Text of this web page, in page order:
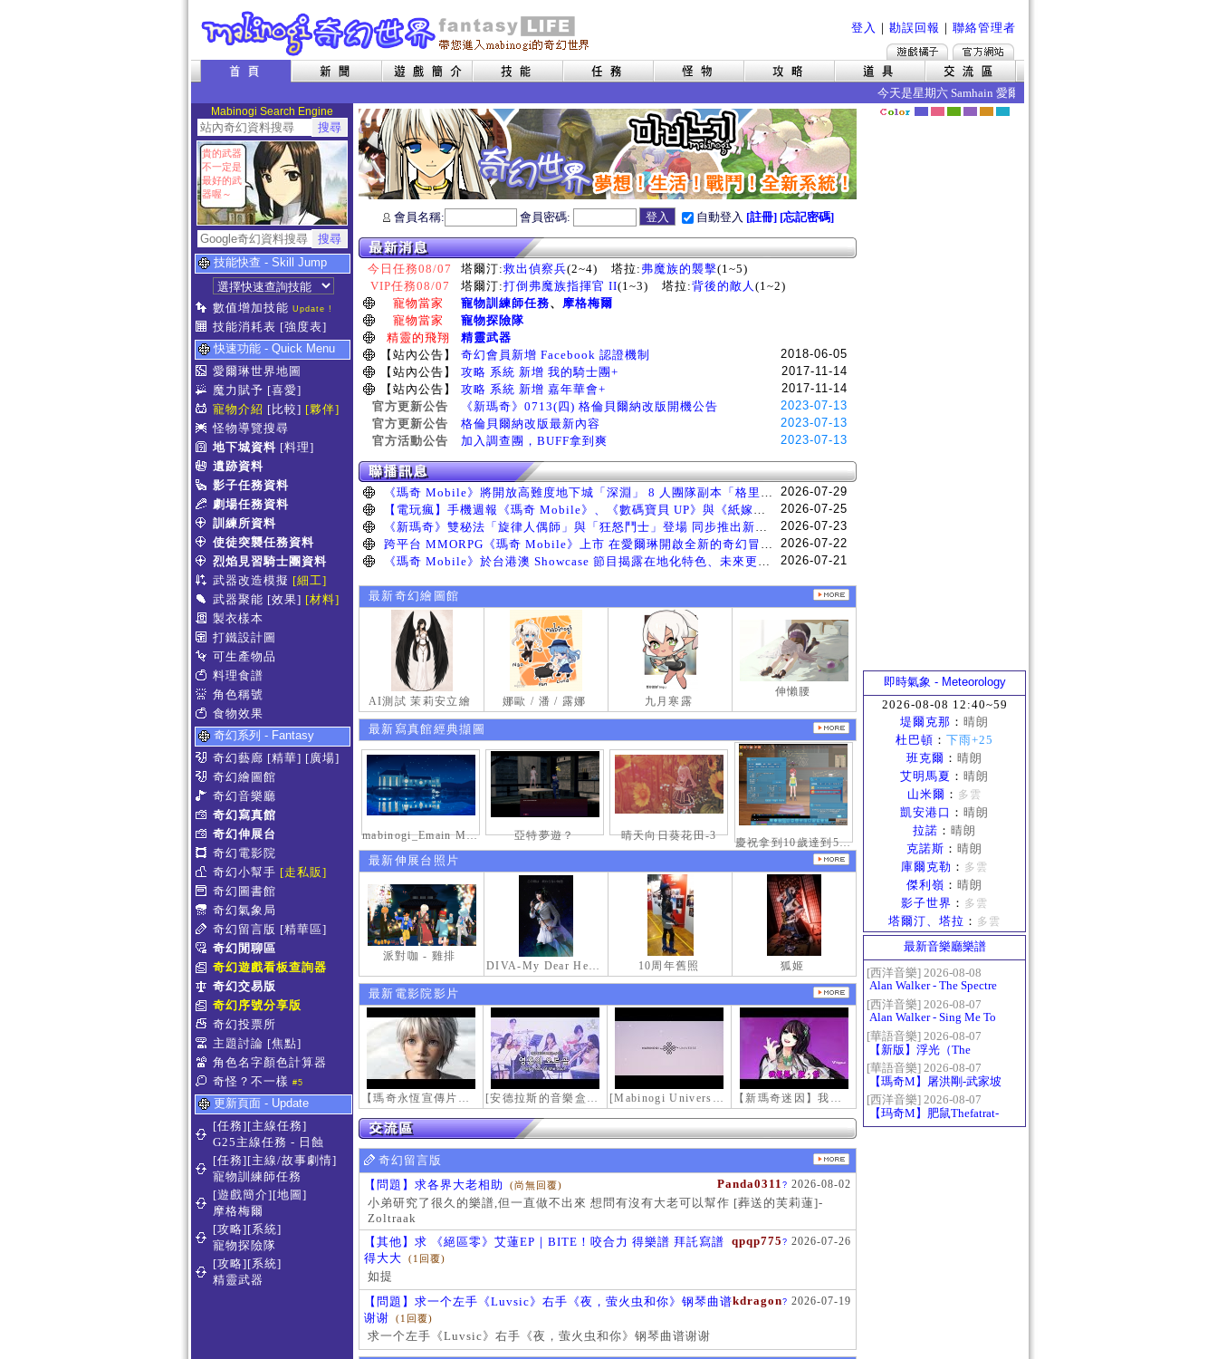
登入 ｜ 勘誤回報 ｜ 聯絡管理者
今天是星期六 Samhain 愛爾琳山夏 今日的效果如下 ‧年齡成
Mabinogi Search Engine
貴的武器
不一定是
最好的武
器喔～
技能快查 - Skill Jump
數值增加技能 Update !
技能消耗表 [強度表]
快速功能 - Quick Menu
愛爾琳世界地圖
魔力賦予 [喜愛]
寵物介紹 [比較] [夥伴]
怪物導覽搜尋
地下城資料 [料理]
遺跡資料
影子任務資料
劇場任務資料
訓練所資料
使徒突襲任務資料
烈焰見習騎士團資料
武器改造模擬 [細工]
武器聚能 [效果] [材料]
製衣樣本
打鐵設計圖
可生產物品
料理食譜
角色稱號
食物效果
奇幻系列 - Fantasy
奇幻藝廊 [精華] [廣場]
奇幻繪圖館
奇幻音樂廳
奇幻寫真館
奇幻伸展台
奇幻電影院
奇幻小幫手 [走私販]
奇幻圖書館
奇幻氣象局
奇幻留言版 [精華區]
奇幻閒聊區
奇幻遊戲看板查詢器
奇幻交易版
奇幻序號分享版
奇幻投票所
主題討論 [焦點]
角色名字顏色計算器
奇怪？不一樣 #5
更新頁面 - Update
[任務][主線任務]
G25主線任務 - 日蝕
[任務][主線/故事劇情]
寵物訓練師任務
[遊戲簡介][地圖]
摩格梅爾
[攻略][系統]
寵物探險隊
[攻略][系統]
精靈武器
會員名稱: 會員密碼: 自動登入 [註冊] [忘記密碼]
今日任務08/07 塔爾汀:救出偵察兵(2~4) 塔拉: 弗魔族的襲擊(1~5)
VIP任務08/07
塔爾汀:打倒弗魔族指揮官 II(1~3) 塔拉:背後的敵人 (1~2)
寵物當家
寵物訓練師任務、 摩格梅爾
寵物當家
寵物探險隊
精靈的飛翔
精靈武器
【站內公告】
奇幻會員新增 Facebook 認證機制
2018-06-05
【站內公告】
攻略 系統 新增 我的騎士團+
2017-11-14
【站內公告】
攻略 系統 新增 嘉年華會+
2017-11-14
官方更新公告
《新瑪奇》0713(四) 格倫貝爾納改版開機公告
2023-07-13
官方更新公告
格倫貝爾納改版最新內容
2023-07-13
官方活動公告
加入調查團，BUFF拿到爽 2023-07-13
《瑪奇 Mobile》將開放高難度地下城「深淵」 8 人團隊副本「格里斯貝恩」將於 8 月 5 日登場
2026-07-29
【電玩瘋】手機週報《瑪奇 Mobile》、《數碼寶貝 UP》與《紙嫁衣 9 羅浮夢》等遊戲
2026-07-25
《新瑪奇》雙秘法「旋律人偶師」與「狂怒鬥士」登場 同步推出新系統「神秘工坊」
2026-07-23
跨平台 MMORPG《瑪奇 Mobile》上市 在愛爾琳開啟全新的奇幻冒險生活
2026-07-22
《瑪奇 Mobile》於台港澳 Showcase 節目揭露在地化特色、未來更新計畫等內容 首次公開台灣動畫
2026-07-21
最新奇幻繪圖館
AI測試 茉莉安立繪 娜歐 / 潘 / 露娜 九月寒露
伸懶腰
最新寫真館經典擷圖
mabinogi_Emain Macha_2000-0600_1 亞特夢遊？ 晴天向日葵花田-3
慶祝拿到10歲達到50級稱號紀念照
最新伸展台照片
派對咖 - 雞排
DIVA-My Dear Heroine- 10周年舊照 狐姬
最新電影院影片
【瑪奇永恆宣傳片】最初的感動 [安德拉斯的音樂盒｜靈魂的音樂盒] Mabinogi OST - Music Box of the Soul | Crossover COVER [Mabinogi Universe] 謝謝你來到這個世界... 【新瑪奇迷因】我更喜歡你
奇幻留言版
Panda0311 ? 2026-08-02
【問題】求各界大老相助 (尚無回覆)
小弟研究了很久的樂譜,但一直做不出來 想問有沒有大老可以幫作 [葬送的芙莉蓮]-
Zoltraak
qpqp775 ? 2026-07-26
【其他】求 《絕區零》艾蓮EP｜BITE！咬合力 得樂譜 拜託寫譜
得大大
(1回覆)
如提
kdragon? 2026-07-19
【問題】求一个左手《Luvsic》右手《夜，萤火虫和你》钢琴曲谱
谢谢
(1回覆)
求一个左手《Luvsic》右手《夜，萤火虫和你》钢琴曲谱谢谢
即時氣象 - Meteorology
2026-08-08 12:40~59
堤爾克那 ： 晴朗
杜巴頓 ： 下雨+25
班克爾 ： 晴朗
艾明馬夏 ： 晴朗
山米爾 ： 多雲
凱安港口 ： 晴朗
拉諾 ： 晴朗
克諾斯 ： 晴朗
庫爾克勒 ： 多雲
傑利嶺 ： 晴朗
影子世界 ： 多雲
塔爾汀、塔拉 ： 多雲
最新音樂廳樂譜
[西洋音樂] 2026-08-08
Alan Walker - The Spectre
[西洋音樂] 2026-08-07
Alan Walker - Sing Me To
Sleep
[華語音樂] 2026-08-07
【新版】浮光（The
History）：六和弦
[華語音樂] 2026-08-07
【瑪奇M】屠洪剛-武家坡
2021
[西洋音樂] 2026-08-07
【玛奇M】肥鼠Thefatrat-
Monody